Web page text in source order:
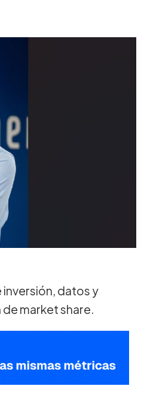
inversión, datos y
market share.